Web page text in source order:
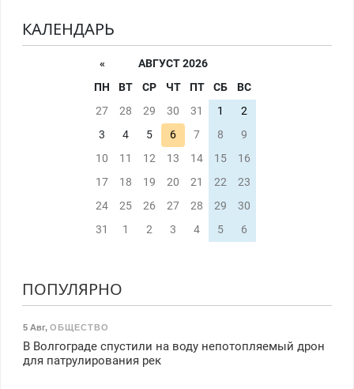
КАЛЕНДАРЬ
«
АВГУСТ 2026
ПН
ВТ СР ЧТ ПТ СБ
ВС
27
28 29 30 31 1
2
3
4 5 6 7 8
9
10
11 12 13 14 15
16
17
18 19 20 21 22
23
24
25 26 27 28 29
30
31
1 2 3 4 5 6
ПОПУЛЯРНО
5 Авг, ОБЩЕСТВО
В Волгограде спустили на воду непотопляемый дрон
для патрулирования рек